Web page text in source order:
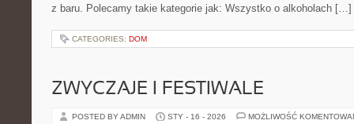
z baru. Polecamy takie kategorie jak: Wszystko o alkoholach […]
CATEGORIES: DOM
ZWYCZAJE I FESTIWALE
POSTED BY ADMIN STY - 16 - 2026 MOŻLIWOŚĆ